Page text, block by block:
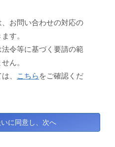
お問い合わせの対応の
す。
法令等に基づく要請の範
ん。
、
こちら をご確認くだ